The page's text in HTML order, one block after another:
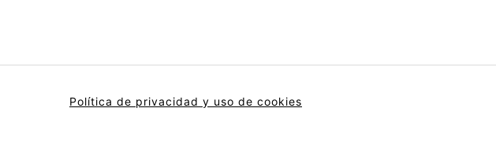
Política de privacidad y uso de cookies